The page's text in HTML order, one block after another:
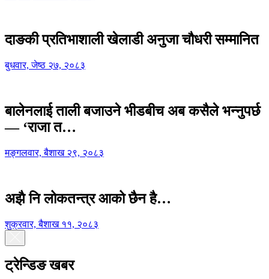
दाङकी प्रतिभाशाली खेलाडी अनुजा चौधरी सम्मानित
बुधवार, जेष्ठ २७, २०८३
बालेनलाई ताली बजाउने भीडबीच अब कसैले भन्नुपर्छ
— ‘राजा त…
मङ्गलवार, बैशाख २९, २०८३
अझै नि लोकतन्त्र आको छैन है…
शुक्रवार, बैशाख ११, २०८३
ट्रेन्डिङ खबर